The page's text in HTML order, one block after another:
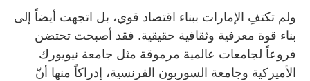
ولم تكتفِ الإمارات ببناء اقتصاد قوي، بل اتجهت أيضاً إلى
بناء قوة معرفية وثقافية حقيقية. فقد أصبحت تحتضن
فروعاً لجامعات عالمية مرموقة مثل جامعة نيويورك
الأميركية وجامعة السوربون الفرنسية، إدراكاً منها أنّ